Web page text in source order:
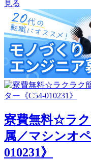
見る
寮費無料☆ラ
属／マシンオ
010231》